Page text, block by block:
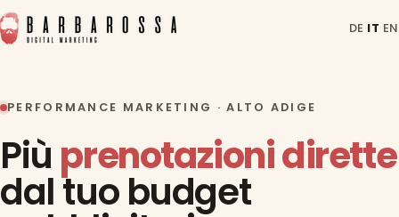
DE·IT·EN
PERFORMANCE MARKETING · ALTO ADIGE
Più prenotazioni dirette
dal tuo budget